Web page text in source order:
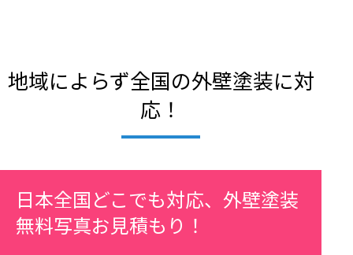
地域によらず全国の外壁塗装に対
応！
日本全国どこでも対応、外壁塗装
無料写真お見積もり！